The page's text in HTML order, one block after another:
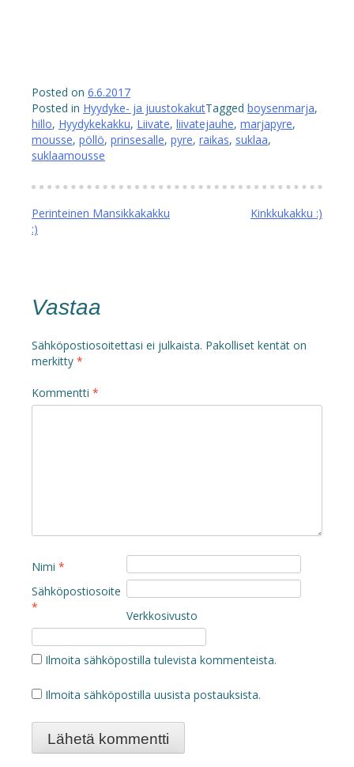
Posted on 6.6.2017
Posted in Hyydyke- ja juustokakutTagged boysenmarja,
hillo, Hyydykekakku, Liivate, liivatejauhe, marjapyre,
mousse, pöllö, prinsesalle, pyre, raikas, suklaa,
suklaamousse
Artikkelien
selaus
Perinteinen Mansikkakakku
:)
Kinkkukakku :)
Vastaa
Sähköpostiosoitettasi ei julkaista. Pakolliset kentät on
merkitty *
Kommentti *
Nimi *
Sähköpostiosoite
*
Verkkosivusto
Ilmoita sähköpostilla tulevista kommenteista.
Ilmoita sähköpostilla uusista postauksista.